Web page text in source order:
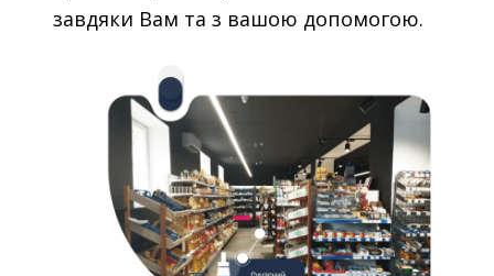
завдяки Вам та з вашою допомогою.